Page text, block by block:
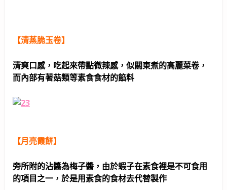
【清蒸脆玉卷】
清爽口感，吃起來帶點微辣感，似關東煮的高麗菜卷，
而內部有著菇類等素食食材的餡料
【月亮霞餅】
旁所附的沾醬為梅子醬，由於蝦子在素食裡是不可食用
的項目之一，於是用素食的食材去代替製作